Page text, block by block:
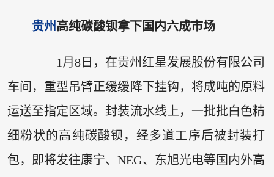
贵州高纯碳酸钡拿下国内六成市场
1月8日，在贵州红星发展股份有限公司
车间，重型吊臂正缓缓降下挂钩，将成吨的原料
运送至指定区域。封装流水线上，一批批白色精
细粉状的高纯碳酸钡，经多道工序后被封装打
包，即将发往康宁、NEG、东旭光电等国内外高